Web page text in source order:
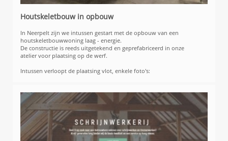
Houtskeletbouw in opbouw
In Neerpelt zijn we intussen gestart met de opbouw van een
houtskeletbouwwoning laag - energie.
De constructie is reeds uitgetekend en geprefabriceerd in onze
atelier voor plaatsing op de werf.
Intussen verloopt de plaatsing vlot, enkele foto's: